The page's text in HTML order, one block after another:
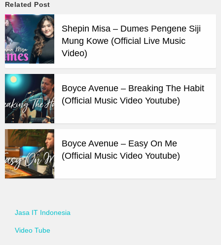
Related Post
Shepin Misa – Dumes Pengene Siji
Mung Kowe (Official Live Music
Video)
Boyce Avenue – Breaking The Habit
(Official Music Video Youtube)
Boyce Avenue – Easy On Me
(Official Music Video Youtube)
Jasa IT Indonesia
Video Tube